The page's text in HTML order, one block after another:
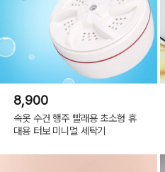
8,900
속옷 수건 행주 빨래용 초소형 휴
대용 터보 미니멀 세탁기